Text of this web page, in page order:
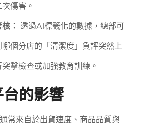
傷害。
： 透過AI標籤化的數據，總部可
個分店的「清潔度」負評突然上
擊檢查或加強教育訓練。
的影響
常來自於出貨速度、商品品質與